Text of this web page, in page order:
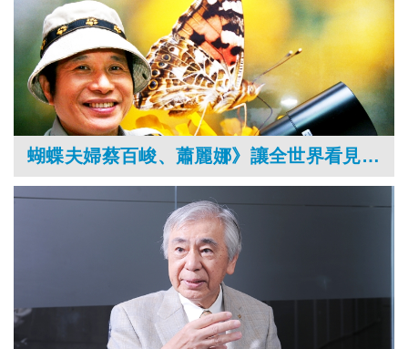
蝴蝶夫婦蔡百峻、蕭麗娜》讓全世界看見台灣蝴蝶之美